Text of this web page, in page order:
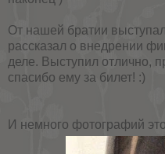
От нашей братии
рассказал о внедрении
деле. Выступил отлично,
спасибо ему за билет! :)
И немного фотографий